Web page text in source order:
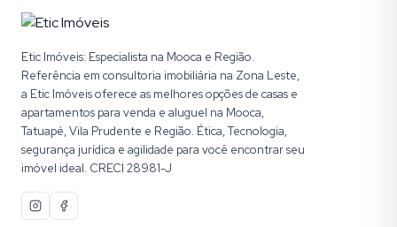
Etic Imóveis: Especialista na Mooca e Região.
Referência em consultoria imobiliária na Zona Leste,
a Etic Imóveis oferece as melhores opções de casas e
apartamentos para venda e aluguel na Mooca,
Tatuapé, Vila Prudente e Região. Ética, Tecnologia,
segurança jurídica e agilidade para você encontrar seu
imóvel ideal. CRECI 28981-J